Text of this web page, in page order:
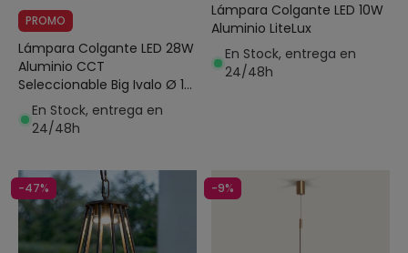
PROMO
Lámpara Colgante LED 28W
Aluminio CCT
Seleccionable Big Ivalo Ø 1
Metro
En Stock, entrega en
24/48h
Lámpara Colgante LED 10W
Aluminio LiteLux
En Stock, entrega en
24/48h
-47% -9%